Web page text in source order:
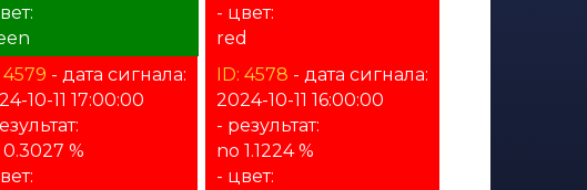
- цвет:
red
4579 - дата сигнала:
10-11 17:00:00
%
ID: 4578 - дата сигнала:
2024-10-11 16:00:00
- результат:
no 1.1224 %
- цвет: